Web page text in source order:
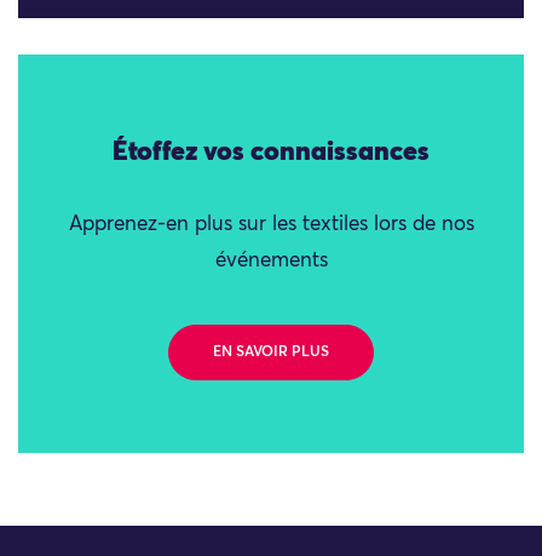
Étoffez vos connaissances
Apprenez-en plus sur les textiles lors de nos
événements
EN SAVOIR PLUS